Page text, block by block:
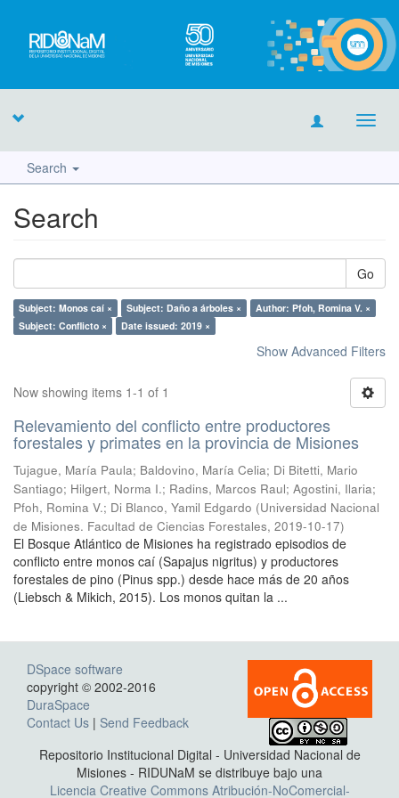
Search
Search
Go
Subject: Monos caí × Subject: Daño a árboles ×
Author: Pfoh, Romina V. ×
Subject: Conflicto ×
Date issued: 2019 ×
Show Advanced Filters
Now showing items 1-1 of 1
Relevamiento del conflicto entre productores
forestales y primates en la provincia de Misiones
Tujague, María Paula; Baldovino, María Celia; Di Bitetti, Mario
Santiago; Hilgert, Norma I.; Radins, Marcos Raul; Agostini, Ilaria;
Pfoh, Romina V.; Di Blanco, Yamil Edgardo (Universidad Nacional
de Misiones. Facultad de Ciencias Forestales, 2019-10-17)
El Bosque Atlántico de Misiones ha registrado episodios de
conflicto entre monos caí (Sapajus nigritus) y productores
forestales de pino (Pinus spp.) desde hace más de 20 años
(Liebsch & Mikich, 2015). Los monos quitan la ...
DSpace software
copyright © 2002-2016
DuraSpace
Contact Us | Send Feedback
Repositorio Institucional Digital - Universidad Nacional de
Misiones - RIDUNaM se distribuye bajo una
Licencia Creative Commons Atribución-NoComercial-